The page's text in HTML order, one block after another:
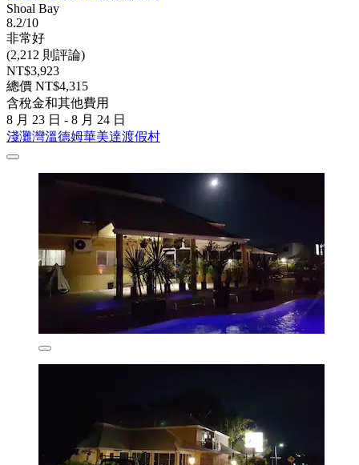
Shoal Bay
8.2/10
非常好
(2,212 則評論)
NT$3,923
總價 NT$4,315
含稅金和其他費用
8 月 23 日 - 8 月 24 日
淺灘灣溫德姆華美達渡假村